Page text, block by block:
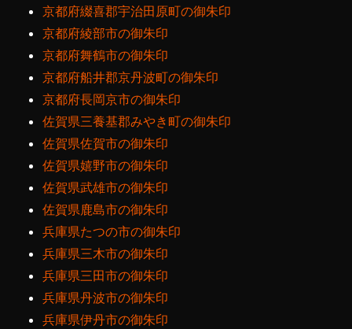
京都府綴喜郡宇治田原町の御朱印
京都府綾部市の御朱印
京都府舞鶴市の御朱印
京都府船井郡京丹波町の御朱印
京都府長岡京市の御朱印
佐賀県三養基郡みやき町の御朱印
佐賀県佐賀市の御朱印
佐賀県嬉野市の御朱印
佐賀県武雄市の御朱印
佐賀県鹿島市の御朱印
兵庫県たつの市の御朱印
兵庫県三木市の御朱印
兵庫県三田市の御朱印
兵庫県丹波市の御朱印
兵庫県伊丹市の御朱印